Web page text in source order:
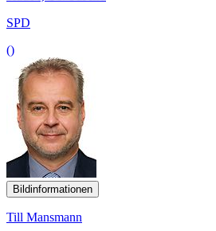
SPD
()
Bildinformationen
Till Mansmann